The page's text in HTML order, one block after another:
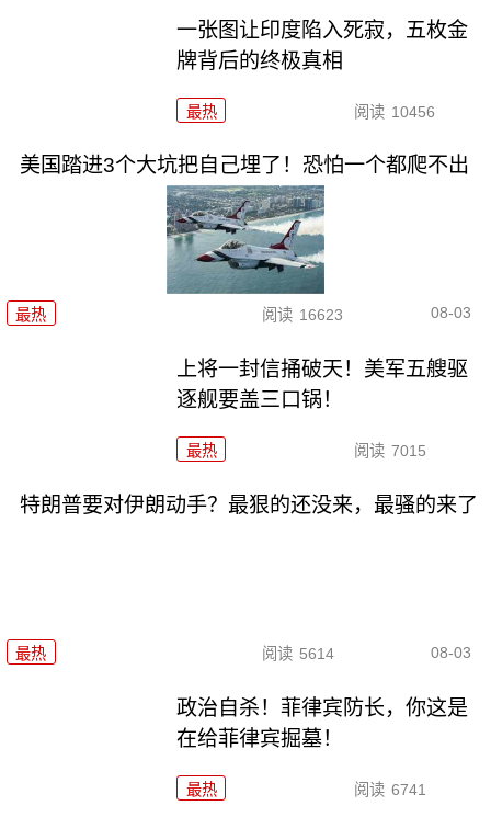
一张图让印度陷入死寂，五枚金
牌背后的终极真相
最热 阅读 10456
美国踏进3个大坑把自己埋了！恐怕一个都爬不出
最热 阅读 16623 08-03
上将一封信捅破天！美军五艘驱
逐舰要盖三口锅！
最热 阅读 7015
特朗普要对伊朗动手？最狠的还没来，最骚的来了
最热 阅读 5614 08-03
政治自杀！菲律宾防长，你这是
在给菲律宾掘墓！
最热 阅读 6741